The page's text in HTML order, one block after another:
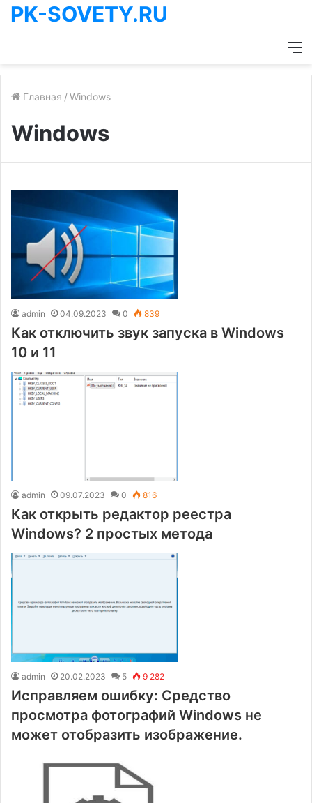
PK-SOVETY.RU
Главная /Windows
Windows
admin 04.09.2023 0 839
Как отключить звук запуска в Windows
10 и 11
admin 09.07.2023 0 816
Как открыть редактор реестра
Windows? 2 простых метода
admin 20.02.2023 5 9 282
Исправляем ошибку: Средство
просмотра фотографий Windows не
может отобразить изображение.